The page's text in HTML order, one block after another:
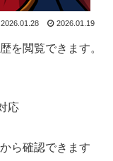
2026.01.28 2026.01.19
を閲覧できます。
応
ら確認できます